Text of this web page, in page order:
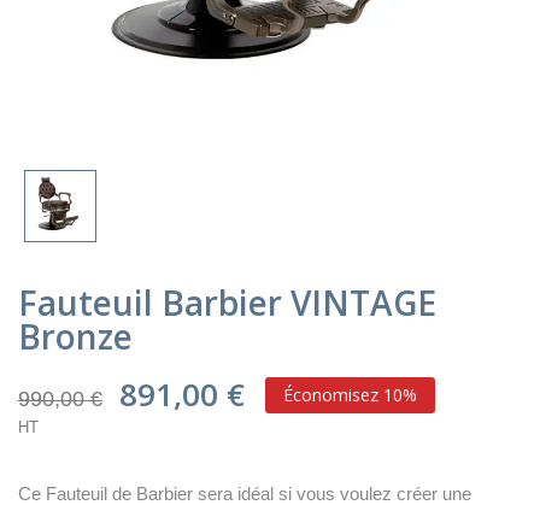
Fauteuil Barbier VINTAGE
Bronze
990,00 € 891,00 € Économisez 10%
HT
Ce Fauteuil de Barbier sera idéal si vous voulez créer une